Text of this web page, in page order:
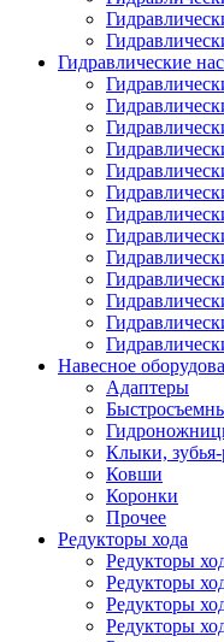
Гидравлические
Навесное
Адаптеры
Клыки,
Ковши
Коронки
Прочее
Редукторы хода
Редукторы
Редукторы
Редукторы
Редукторы